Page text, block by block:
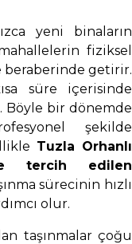
yeni binaların
fiziksel
beraberinde getirir.
süre içerisinde
Böyle bir dönemde
şekilde
Tuzla Orhanlı
tercih edilen
sürecinin hızlı
olur.
taşınmalar çoğu